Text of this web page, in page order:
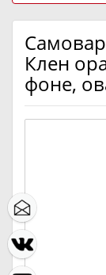
Клен
фоне,